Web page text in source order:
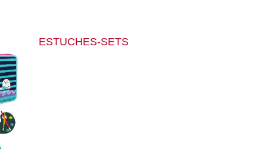
ESTUCHES-SETS